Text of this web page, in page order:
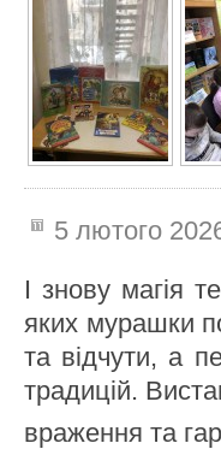
5 лютого
І знову магія
яких мурашки
та відчути, а
традицій.
враження та